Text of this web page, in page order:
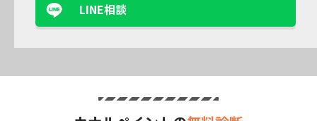
LINE相談